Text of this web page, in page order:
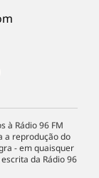
à Rádio 96 FM
a reprodução do
- em quaisquer
da Rádio 96